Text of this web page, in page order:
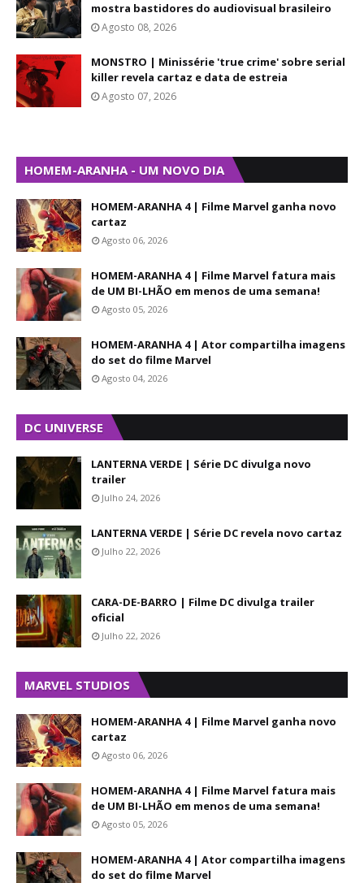
mostra bastidores do audiovisual brasileiro
Agosto 08, 2026
MONSTRO | Minissérie 'true crime' sobre serial
killer revela cartaz e data de estreia
Agosto 07, 2026
HOMEM-ARANHA - UM NOVO DIA
HOMEM-ARANHA 4 | Filme Marvel ganha novo
cartaz
Agosto 06, 2026
HOMEM-ARANHA 4 | Filme Marvel fatura mais
de UM BI-LHÃO em menos de uma semana!
Agosto 05, 2026
HOMEM-ARANHA 4 | Ator compartilha imagens
do set do filme Marvel
Agosto 04, 2026
DC UNIVERSE
LANTERNA VERDE | Série DC divulga novo
trailer
Julho 24, 2026
LANTERNA VERDE | Série DC revela novo cartaz
Julho 22, 2026
CARA-DE-BARRO | Filme DC divulga trailer
oficial
Julho 22, 2026
MARVEL STUDIOS
HOMEM-ARANHA 4 | Filme Marvel ganha novo
cartaz
Agosto 06, 2026
HOMEM-ARANHA 4 | Filme Marvel fatura mais
de UM BI-LHÃO em menos de uma semana!
Agosto 05, 2026
HOMEM-ARANHA 4 | Ator compartilha imagens
do set do filme Marvel